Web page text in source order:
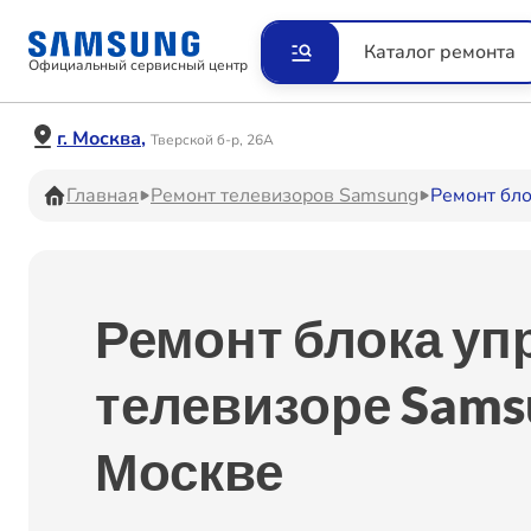
Официальный сервисный центр
Каталог ремонта
г. Москва, Тверской б-р, 26А
Главная Ремонт телевизоров Samsung Ремонт
Ремонт блока
телевизоре
Москве
Ремонт Видеокамер
Ремонт Наушников
Ремонт Холодильников
систем